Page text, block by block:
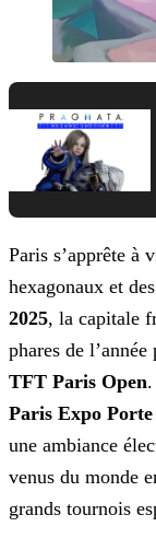
Paris s’apprête à
hexagonaux et
2025, la capitale
phares de
TFT Paris Open
Paris Expo Porte
une ambiance
venus du monde
grands tournois